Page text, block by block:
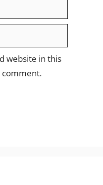
website in this